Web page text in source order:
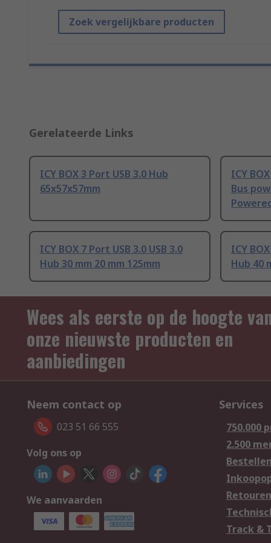
Zoek vergelijkbare producten
Gerelateerde Links
ICY BOX 3 Port USB 3.0 Hub
65x57x57mm
ICY
Bus
ICY BOX 7 Port USB 3.0 USB 3.0
Hub 30 mm 20 mm 125mm
ICY
Hub 40
Wees als eerste op de hoogte
onze nieuwste producten en
aanbiedingen
Neem contact op
023 51 66 555
Volg ons op
We aanvaarden
Services
750.000
2.500
Bestellen
Retouren
Track &